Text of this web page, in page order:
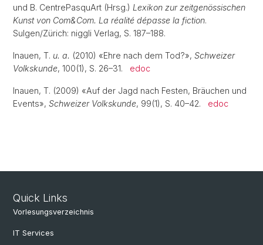
und B. CentrePasquArt (Hrsg.) Lexikon zur zeitgenössischen
Kunst von Com&Com. La réalité dépasse la fiction.
Sulgen/Zürich: niggli Verlag, S. 187–188.
Inauen, T. u. a. (2010) «Ehre nach dem Tod?», Schweizer
Volkskunde, 100(1), S. 26–31. edoc
Inauen, T. (2009) «Auf der Jagd nach Festen, Bräuchen und
Events», Schweizer Volkskunde, 99(1), S. 40–42. edoc
Quick Links
Vorlesungsverzeichnis
IT Services